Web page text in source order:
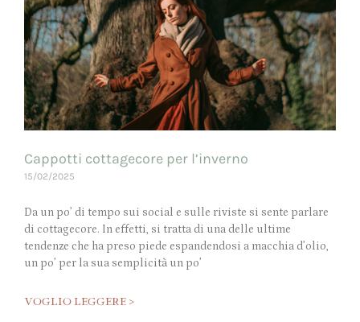
Cappotti cottagecore per l’inverno
15/02/2025
Da un po’ di tempo sui social e sulle riviste si sente parlare
di cottagecore. In effetti, si tratta di una delle ultime
tendenze che ha preso piede espandendosi a macchia d’olio,
un po’ per la sua semplicità un po’
VOGLIO LEGGERE >